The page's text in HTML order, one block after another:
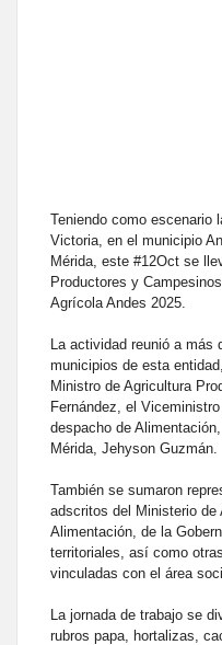
Teniendo como escenario
Victoria, en el municipio
Mérida, este #12Oct se
Productores y
Agrícola Andes 2025.
La actividad reunió a
municipios de esta
Ministro de Agricultura
Fernández, el
despacho de
Mérida, Jehyson Guzmán.
También se sumaron
adscritos del Ministerio
Alimentación, de la
territoriales, así como
vinculadas con el área
La jornada de trabajo se
rubros papa, hortalizas,